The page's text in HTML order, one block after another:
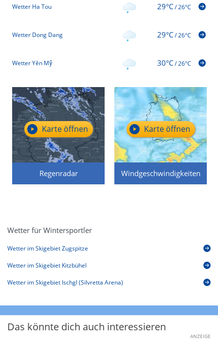
Wetter Ha Tou 29°C/26°C
Wetter Dong Dang 29°C/26°C
Wetter Yên Mỹ 30°C/26°C
Regenradar
Karte öffnen
Windgeschwindigkeiten
Karte öffnen
Wetter für Wintersportler
Wetter im Skigebiet Zugspitze
Wetter im Skigebiet Kitzbühel
Wetter im Skigebiet Ischgl (Silvretta Arena)
Das könnte dich auch interessieren
ANZEIGE